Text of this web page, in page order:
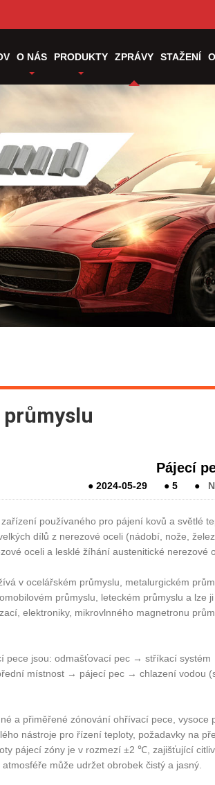
O NÁS PRODUKTY ZPRÁVY STAŽENÍ
průmyslu
Pájecí
● 2024-05-29 ● 5 ●
používaného pro pájení kovů a světlé
dílů z nerezové oceli (nádobí, nože,
oceli a lesklé žíhání austenitické nerezové
v ocelářském průmyslu, metalurgickém
průmyslu, leteckém průmyslu a lze
elektroniky, mikrovlnného magnetronu
pece jsou: odmašťovací pec → stříkací
místnost → pájecí pec → chlazení vodou
a přiměřené zónování ohřívací pece,
nástroje pro řízení teploty, požadavky na
pájecí zóny je v rozmezí ±2 ℃, zajišťující
může udržet obrobek čistý a jasný.